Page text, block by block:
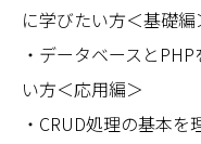
に学びたい方＜基礎編
・データベースと
い方＜応用編＞
・CRUD処理の基本